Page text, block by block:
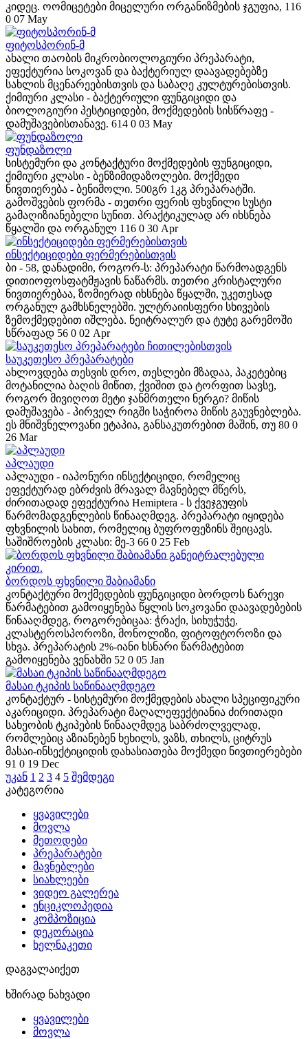
კიდეც. ოომიცეტები მიცელური ორგანიზმების ჯგუფია, 116
0 07 May
ფიტოსპორინ-მ
ახალი თაობის მიკრობიოლოგიური პრეპარატი,
ეფექტურია სოკოვან და ბაქტერიულ დაავადებებზე
სახლის მცენარეებისთვის და საბაღე კულტურებისთვის.
ქიმიური კლასი - ბაქტერიული ფუნგიციდი და
ბიოლოგიური პესტიციდები, მოქმედების სისწრაფე -
დამუშავებისთანავე. 614 0 03 May
ფუნდაზოლი
სისტემური და კონტაქტური მოქმედების ფუნგიციდი,
ქიმიური კლასი - ბენზიმიდაზოლები. მოქმედი
ნივთიერება - ბენიმოლი. 500გრ 1კგ პრეპარატში.
გამოშვების ფორმა - თეთრი ფერის ფხვნილი სუსტი
გამაღიზიანებელი სუნით. პრაქტიკულად არ იხსნება
წყალში და ორგანულ 116 0 30 Apr
ინსექტიციდები ფერმერებისთვის
ბი - 58, დანადიმი, როგორ-ს: პრეპარატი წარმოადგენს
დითიოფოსფატმჟავის ნაწარმს. თეთრი კრისტალური
ნივთიერებაა, ზომიერად იხსნება წყალში, უკეთესად
ორგანულ გამხსნელებში. ულტრაიისფერი სხივების
ზემოქმედებით იშლება. ნეიტრალურ და ტუტე გარემოში
სწრაფად 56 0 02 Apr
საუკეთესო პრეპარატები
ახლოვდება თესვის დრო, თესლები მზადაა, პაკეტებიც
მოტანილია ბაღის მიწით, ქვიშით და ტორფით სავსე,
როგორ მივიღოთ მეტი ჯანმრთელი ნერგი? მიწის
დამუშავება - პირველ რიგში საჭიროა მიწის გაუვნებლება.
ეს მნიშვნელოვანი ეტაპია, განსაკუთრებით მაშინ, თუ 80 0
26 Mar
აპლაუდი
აპლაუდი - იაპონური ინსექტიციდი, რომელიც
ეფექტურად ებრძვის მრავალ მავნებელ მწერს,
ძირითადად ეფექტურია Hemiptera - ს ქვეჯგუფის
წარმომადგენლების წინააღმდეგ. პრეპარატი იყიდება
ფხვნილის სახით, რომელიც ბუფროფეზინს შეიცავს.
საშიშროების კლასი: მე-3 66 0 25 Feb
ბორდოს ფხვნილი შაბიამანი
კონტაქტური მოქმედების ფუნგიციდი ბორდოს ნარევი
წარმატებით გამოიყენება წყლის სოკოვანი დაავადებების
წინააღმდეგ, როგორებიცაა: ჭრაქი, სიხუჭუჭე,
კლასტეროსპოროზი, მონოლიზი, ფიტოფტოროზი და
სხვა. პრეპარატის 2%-იანი ხსნარი წარმატებით
გამოიყენება ვენახში 52 0 05 Jan
მასაი ტკიპის საწინააღმდეგო
კონტაქტურ - სისტემური მოქმედების ახალი სპეციფიკური
აკარიციდი. პრეპარატი მაღალეფექტიანია ძირითადი
სახეობის ტკიპების წინააღმდეგ საბრძოლველად,
რომლებიც აზიანებენ ხეხილს, ვაზს, თხილს, ციტრუს
მასაი-ინსექტიციდის დახასიათება მოქმედი ნივთიერებები
91 0 19 Dec
უკან 1 2 3 4 5 შემდეგი
კატეგორია
ყვავილები
მოვლა
მეთოდები
პრეპარატები
მავნებლები
სიახლეები
ვიდეო გალერეა
ენციკლოპედია
კომპოზიცია
დეკორაცია
ხელნაკეთი
დაგვალაიქეთ
ხშირად ნახვადი
ყვავილები
მოვლა